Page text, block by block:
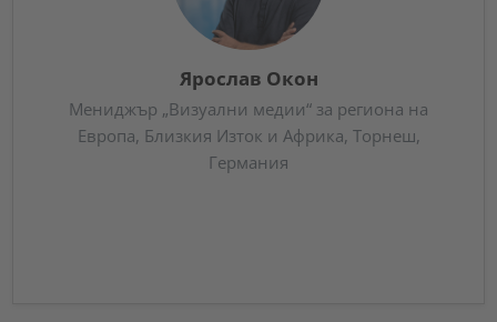
Ярослав Окон
Мениджър „Визуални медии“ за региона на
Европа, Близкия Изток и Африка, Торнеш,
Германия